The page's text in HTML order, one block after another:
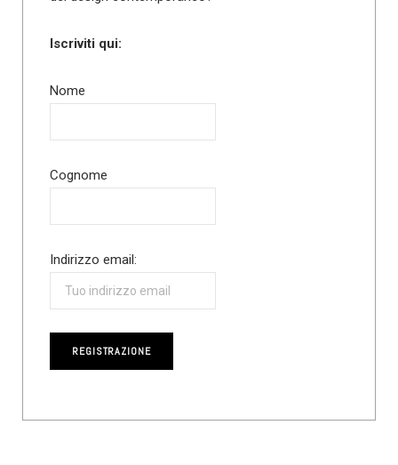
Iscriviti qui:
Nome
Cognome
Indirizzo email: